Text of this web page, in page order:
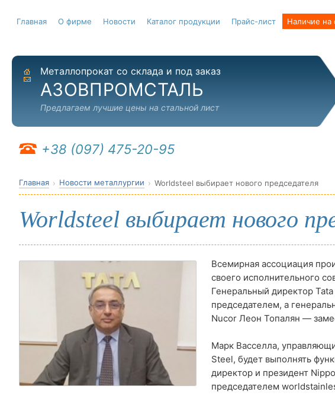
Главная О фирме Новости Каталог продукции Прайс-лист Наличие на
На главную
Отправить письмо
Металлопрокат со склада и под заказ
АЗОВПРОМСТАЛЬ
Предлагаем лучшие цены на стальной лист
+38 (097) 475-20-95
Главная Новости металлургии Worldsteel выбирает нового председателя
Worldsteel выбирает нового
Всемирная ассоциация
своего исполнительного
Генеральный директор
председателем, а
Nucor Леон Топалян —
Марк Васселла,
Steel, будет выполнять
директор и президент
председателем